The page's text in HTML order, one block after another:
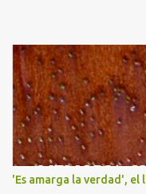
'Es amarga la verdad', el